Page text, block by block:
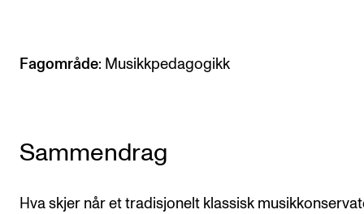
Utveksling
Nettverk
Fagområde: Musikkpedagogikk
Sammendrag
Hva skjer når et tradisjonelt klassisk